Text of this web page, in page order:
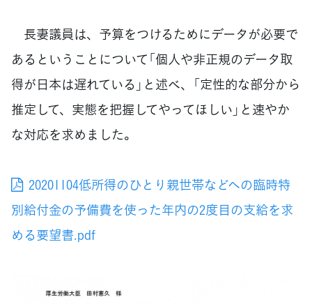
長妻議員は、予算をつけるためにデータが必要で
あるということについて「個人や非正規のデータ取
得が日本は遅れている」と述べ、「定性的な部分から
推定して、実態を把握してやってほしい」と速やか
な対応を求めました。
20201104低所得のひとり親世帯などへの臨時特
別給付金の予備費を使った年内の2度目の支給を求
める要望書.pdf